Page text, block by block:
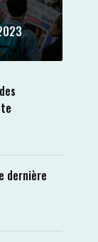
dernière